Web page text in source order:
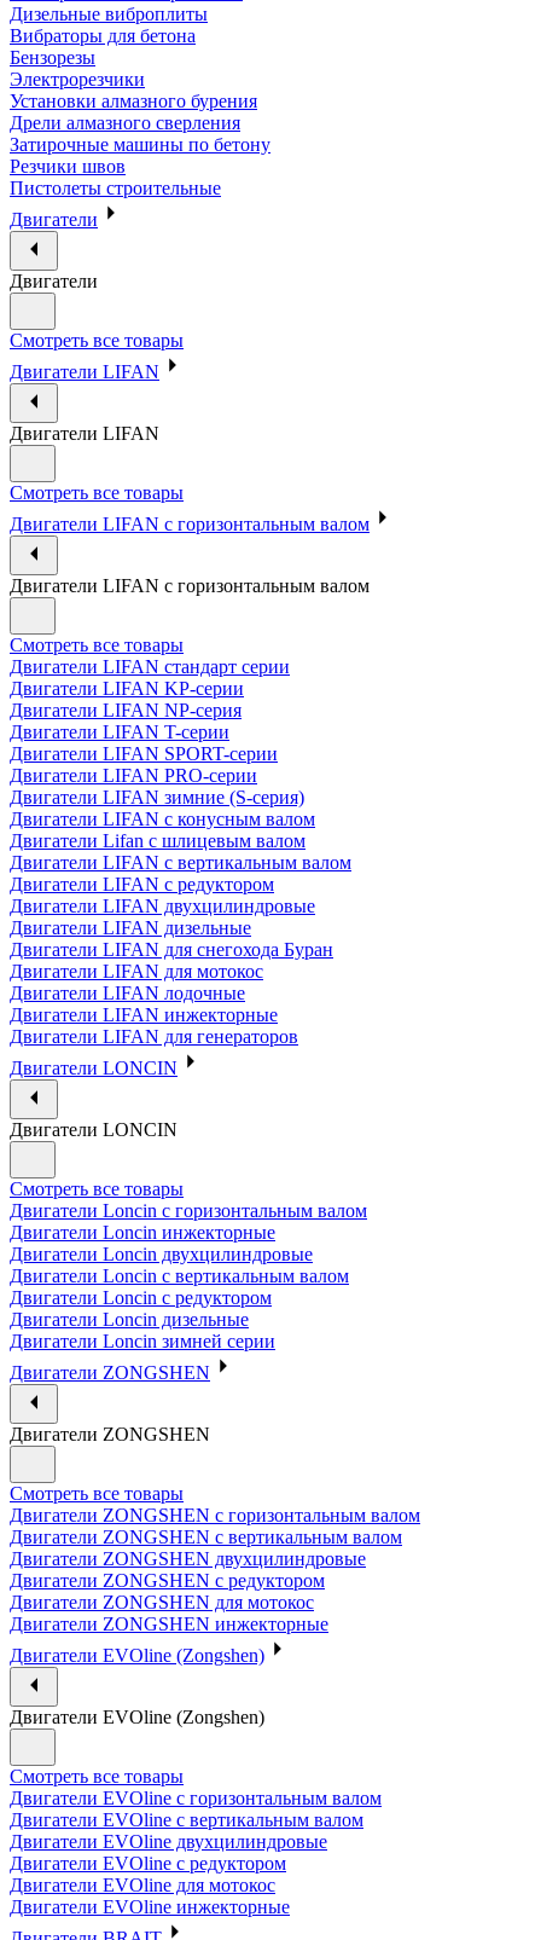
Дизельные виброплиты
Вибраторы для бетона
Бензорезы
Электрорезчики
Установки алмазного бурения
Дрели алмазного сверления
Затирочные машины по бетону
Резчики швов
Пистолеты строительные
Двигатели
Двигатели
Смотреть все товары
Двигатели LIFAN
Двигатели LIFAN
Смотреть все товары
Двигатели LIFAN с горизонтальным валом
Двигатели LIFAN с горизонтальным валом
Смотреть все товары
Двигатели LIFAN стандарт серии
Двигатели LIFAN KP-серии
Двигатели LIFAN NP-серия
Двигатели LIFAN T-серии
Двигатели LIFAN SPORT-серии
Двигатели LIFAN PRO-серии
Двигатели LIFAN зимние (S-серия)
Двигатели LIFAN с конусным валом
Двигатели Lifan с шлицевым валом
Двигатели LIFAN с вертикальным валом
Двигатели LIFAN с редуктором
Двигатели LIFAN двухцилиндровые
Двигатели LIFAN дизельные
Двигатели LIFAN для снегохода Буран
Двигатели LIFAN для мотокос
Двигатели LIFAN лодочные
Двигатели LIFAN инжекторные
Двигатели LIFAN для генераторов
Двигатели LONCIN
Двигатели LONCIN
Смотреть все товары
Двигатели Loncin с горизонтальным валом
Двигатели Loncin инжекторные
Двигатели Loncin двухцилиндровые
Двигатели Loncin с вертикальным валом
Двигатели Loncin с редуктором
Двигатели Loncin дизельные
Двигатели Loncin зимней серии
Двигатели ZONGSHEN
Двигатели ZONGSHEN
Смотреть все товары
Двигатели ZONGSHEN с горизонтальным валом
Двигатели ZONGSHEN с вертикальным валом
Двигатели ZONGSHEN двухцилиндровые
Двигатели ZONGSHEN с редуктором
Двигатели ZONGSHEN для мотокос
Двигатели ZONGSHEN инжекторные
Двигатели EVOline (Zongshen)
Двигатели EVOline (Zongshen)
Смотреть все товары
Двигатели EVOline с горизонтальным валом
Двигатели EVOline с вертикальным валом
Двигатели EVOline двухцилиндровые
Двигатели EVOline с редуктором
Двигатели EVOline для мотокос
Двигатели EVOline инжекторные